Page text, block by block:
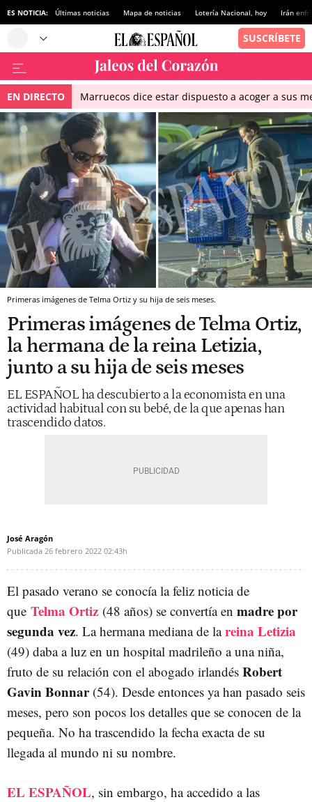
ES NOTICIA: Últimas noticias Mapa de noticias Lotería Nacional, hoy Irán
EN DIRECTO Marruecos dice estar dispuesto a acoger a sus
Primeras imágenes de Telma Ortiz y su hija de seis meses.
Primeras imágenes de Telma Ortiz,
la hermana de la reina Letizia,
junto a su hija de seis meses
EL ESPAÑOL ha descubierto a la economista en una
actividad habitual con su bebé, de la que apenas han
trascendido datos.
José Aragón
Publicada 26 febrero 2022 02:43h
El pasado verano se conocía la feliz noticia de
que Telma Ortiz (48 años) se convertía en madre por
segunda vez. La hermana mediana de lareina Letizia
(49) daba a luz en un hospital madrileño a una niña,
fruto de su relación con el abogado irlandés Robert
Gavin Bonnar(54). Desde entonces ya han pasado seis
meses, pero son pocos los detalles que se conocen de la
pequeña. No ha trascendido la fecha exacta de su
llegada al mundo ni su nombre.
EL ESPAÑOL, sin embargo, ha accedido a las